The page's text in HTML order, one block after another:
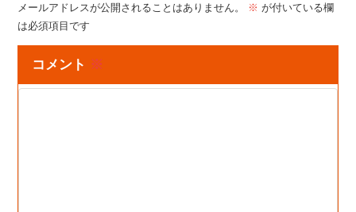
メールアドレスが公開されることはありません。 ※ が付いている欄
は必須項目です
コメント ※